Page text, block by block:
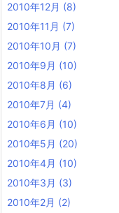
2010年12月 (8)
2010年11月 (7)
2010年10月 (7)
2010年9月 (10)
2010年8月 (6)
2010年7月 (4)
2010年6月 (10)
2010年5月 (20)
2010年4月 (10)
2010年3月 (3)
2010年2月 (2)